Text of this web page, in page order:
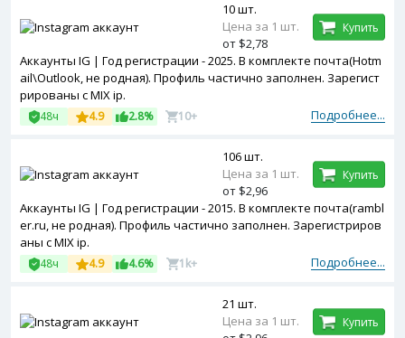
Аккаунты IG | Год регистрации - 2025. В комплекте почта(Hotm
ail\Outlook, не родная). Профиль частично заполнен. Зарегист
рированы с MIX ip.
Подробнее...
48ч 4.9 2.8% 10+
10 шт.
Цена за 1 шт.
от $2,78
Купить
Аккаунты IG | Год регистрации - 2015. В комплекте почта(rambl
er.ru, не родная). Профиль частично заполнен. Зарегистриров
аны с MIX ip.
Подробнее...
48ч 4.9 4.6% 1k+
106 шт.
Цена за 1 шт.
от $2,96
Купить
21 шт.
Цена за 1 шт.
Купить